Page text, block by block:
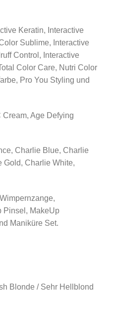
Keratin, Interactive
Sublime, Interactive
Control, Interactive
Color Care, Nutri Color
Pro You Styling und
Age Defying
Charlie Blue, Charlie
Gold, Charlie White,
Pinsel, MakeUp
Maniküre Set.
Blonde / Sehr Hellblond